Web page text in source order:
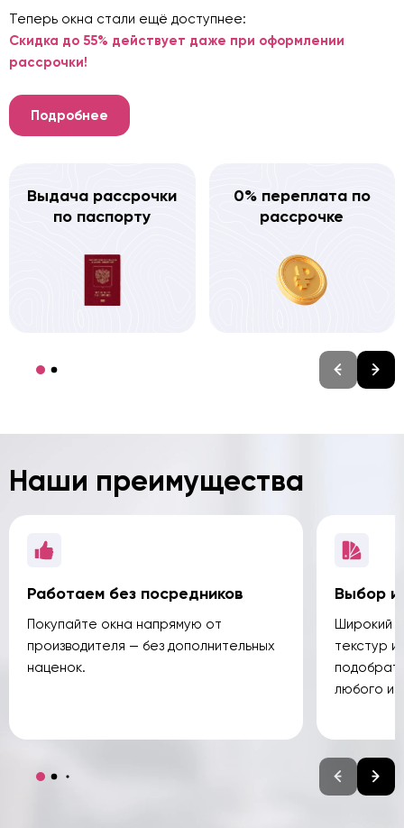
Теперь окна стали ещё доступнее:
Скидка до 55% действует даже при оформлении
рассрочки!
Подробнее
Выдача рассрочки
по паспорту
0% переплата по
рассрочке
Наши преимущества
Работаем без посредников
Покупайте окна напрямую от
производителя — без дополнительных
наценок.
Выбор
Широкий
текстур и
любого